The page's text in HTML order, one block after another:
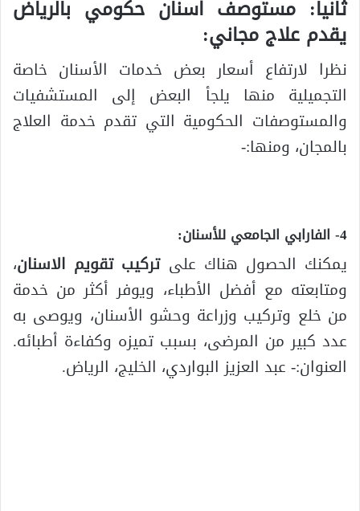
ثانيا: مستوصف اسنان حكومي بالرياض
يقدم علاج مجاني:
نظرا لارتفاع أسعار بعض خدمات الأسنان خاصة
التجميلية منها يلجأ البعض إلى المستشفيات
والمستوصفات الحكومية التي تقدم خدمة العلاج
بالمجان، ومنها:-
4- الفارابي الجامعي للأسنان:
يمكنك الحصول هناك على تركيب تقويم الاسنان،
ومتابعته مع أفضل الأطباء، ويوفر أكثر من خدمة
من خلع وتركيب وزراعة وحشو الأسنان، ويوصى به
عدد كبير من المرضى، بسبب تميزه وكفاءة أطبائه.
العنوان:- عبد العزيز البواردي، الخليج، الرياض.